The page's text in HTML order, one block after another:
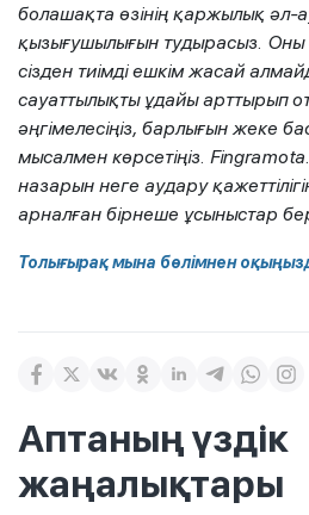
болашақта өзінің қаржылық әл-
қызығушылығын тудырасыз. Оны
сізден тиімді ешкім жасай
сауаттылықты ұдайы арттырып
әңгімелесіңіз, барлығын жеке
мысалмен көрсетіңіз.
назарын неге аудару
арналған бірнеше ұсыныстар
Толығырақ мына бөлімнен
Аптаның үздік
жаңалықтары